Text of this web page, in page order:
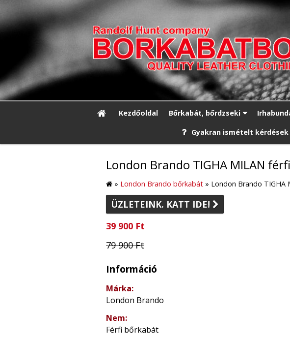
Kezdőoldal Bőrkabát, bőrdzseki
Gyakran ismételt kérdések
London Brando TIGHA MILAN
» London Brando bőrkabát » London Brando TIGHA
ÜZLETEINK. KATT IDE! 
39 900 Ft
79 900 Ft
Információ
Márka:
London Brando
Nem:
Férfi bőrkabát